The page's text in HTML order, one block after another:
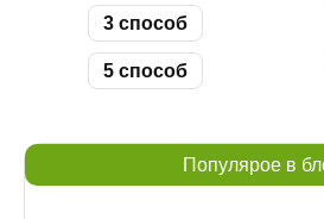
3 способ
5 способ
Популярое в